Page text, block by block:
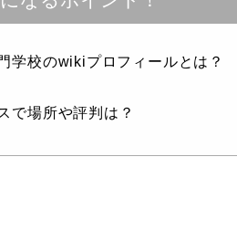
校のwikiプロフィールとは？
で場所や評判は？